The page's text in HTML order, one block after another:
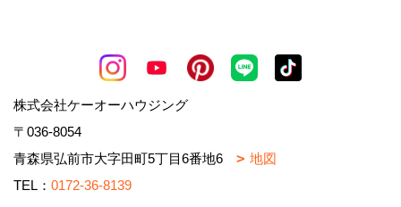
株式会社ケーオーハウジング
〒036-8054
青森県弘前市大字田町5丁目6番地6
地図
TEL： 0172-36-8139